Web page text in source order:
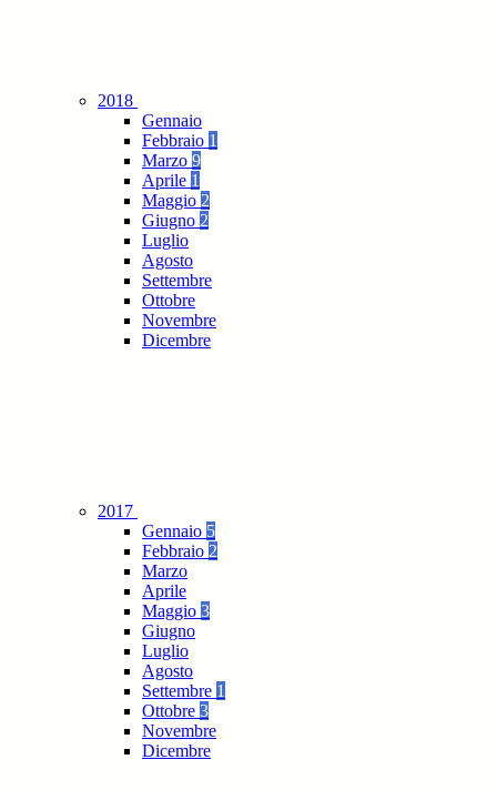
2018
Gennaio
Febbraio 1
Marzo 9
Aprile 1
Maggio 2
Giugno 2
Luglio
Agosto
Settembre
Ottobre
Novembre
Dicembre
2017
Gennaio 5
Febbraio 2
Marzo
Aprile
Maggio 3
Giugno
Luglio
Agosto
Settembre 1
Ottobre 3
Novembre
Dicembre